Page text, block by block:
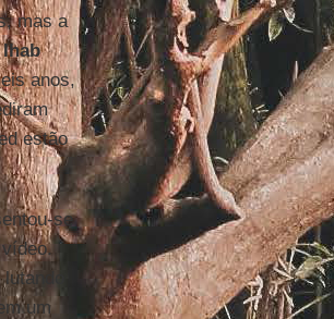
mas a
Ihab
anos,
estão
se
um